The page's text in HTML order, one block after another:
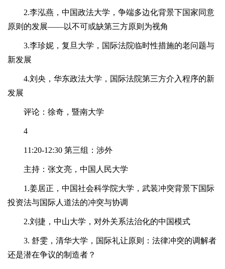
2.李泓燕，中国政法大学，争端多边化背景下国家同意
原则的发展——以不可或缺第三方原则为视角
3.李珍妮，复旦大学，国际法院临时性措施的老问题与
新发展
4.刘央，华东政法大学，国际法院第三方介入程序的新
发展
评论：徐奇，暨南大学
4
11:20-12:30 第三组：涉外
主持：张文亮，中国人民大学
1.姜居正，中国社会科学院大学，武装冲突背景下国际
投资法与国际人道法的冲突与协调
2.刘捷，中山大学，对外关系法治化的中国模式
3. 舒雯，清华大学，国际礼让原则：法律冲突的调解者
还是潜在争议的制造者？